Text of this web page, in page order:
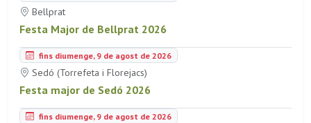
Bellprat
Festa Major de Bellprat 2026
fins diumenge, 9 de agost de 2026
Sedó (Torrefeta i Florejacs)
Festa major de Sedó 2026
fins diumenge, 9 de agost de 2026